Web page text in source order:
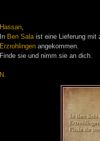
Hassan,
In Ben Salaist eine Lieferung mit
Erzrohlingenangekommen.
Finde sie und nimm sie an dich.
N.